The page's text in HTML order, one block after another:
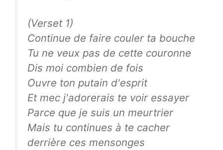
(Verset 1)
Continue de faire couler ta bouche
Tu ne veux pas de cette couronne
Dis moi combien de fois
Ouvre ton putain d'esprit
Et mec j'adorerais te voir essayer
Parce que je suis un meurtrier
Mais tu continues à te cacher
derrière ces mensonges